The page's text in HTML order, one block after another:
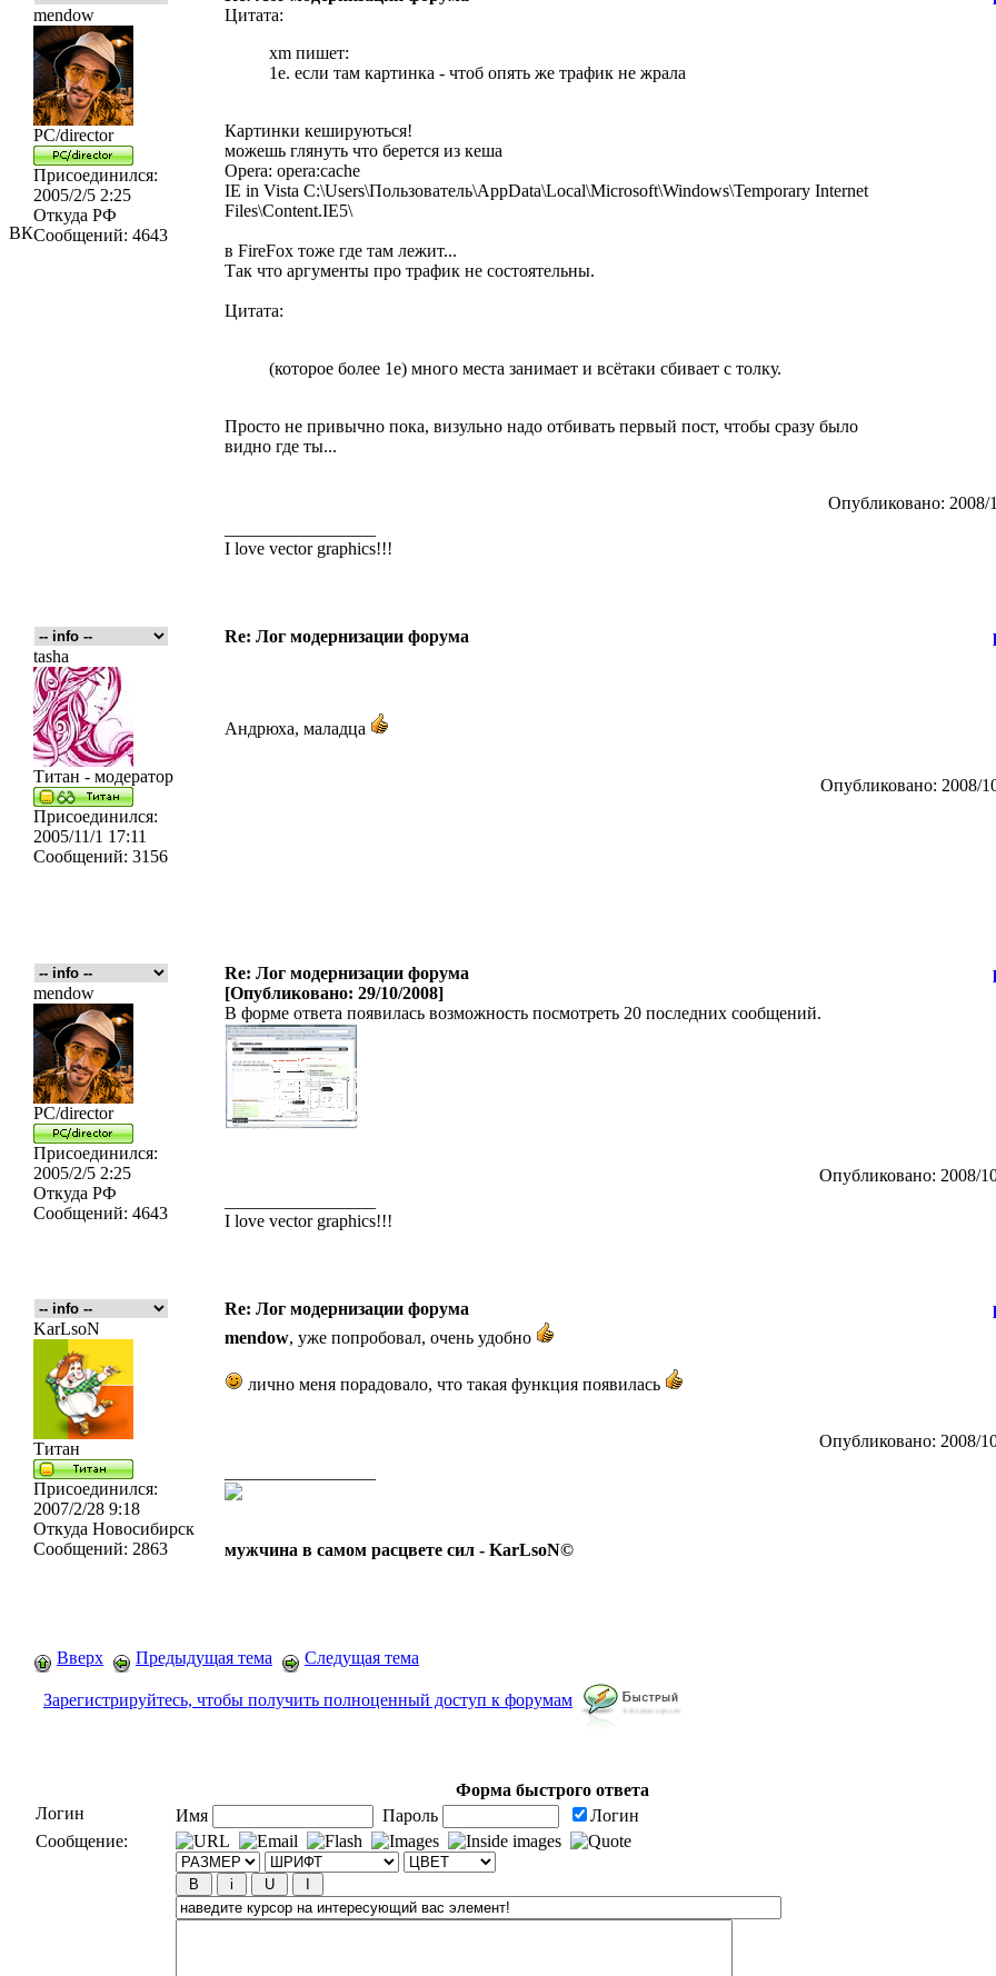
ВК
mendow
PC/director
Присоединился:
2005/2/5 2:25
Откуда РФ
Сообщений: 4643
Цитата:
xm пишет:
1е. если там картинка - чтоб опять же трафик не жрала
Картинки кешируються!
можешь глянуть что берется из кеша
Opera: opera:cache
IE in Vista C:\Users\Пользователь\AppData\Local\Microsoft\Windows\Temporary Internet
Files\Content.IE5\
в FireFox тоже где там лежит...
Так что аргументы про трафик не состоятельны.
Цитата:
(которое более 1е) много места занимает и всётаки сбивает с толку.
Просто не привычно пока, визульно надо отбивать первый пост, чтобы сразу было
видно где ты...
Опубликовано: 2008/
I love vector graphics!!!
Re: Лог модернизации форума
tasha
Титан - модератор
Присоединился:
2005/11/1 17:11
Сообщений: 3156
Андрюха, маладца
Опубликовано: 2008/
Re: Лог модернизации форума
mendow
PC/director
Присоединился:
2005/2/5 2:25
Откуда РФ
Сообщений: 4643
[Опубликовано: 29/10/2008]
В форме ответа появилась возможность посмотреть 20 последних сообщений.
Опубликовано: 2008/
I love vector graphics!!!
Re: Лог модернизации форума
KarLsoN
Титан
Присоединился:
2007/2/28 9:18
Откуда Новосибирск
Сообщений: 2863
mendow, уже попробовал, очень удобно
лично меня порадовало, что такая функция появилась
Опубликовано: 2008/
мужчина в самом расцвете сил - KarLsoN©
Вверх Предыдущая тема Следущая тема
Зарегистрируйтесь, чтобы получить полноценный доступ к форумам
Форма быстрого ответа
Логин
Имя Пароль
Логин
Сообщение: